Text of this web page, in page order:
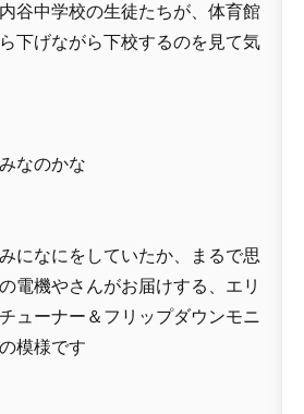
谷中学校の生徒たちが、体育館
下げながら下校するのを見て気
なのかな
になにをしていたか、まるで思
電機やさんがお届けする、エリ
ューナー＆フリップダウンモニ
模様です